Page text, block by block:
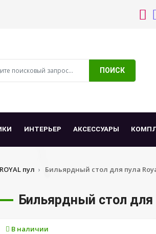
ПОИСК
ИНТЕРЬЕР АКСЕССУАРЫ
пул Бильярдный стол для пула
Бильярдный стол для
В наличии